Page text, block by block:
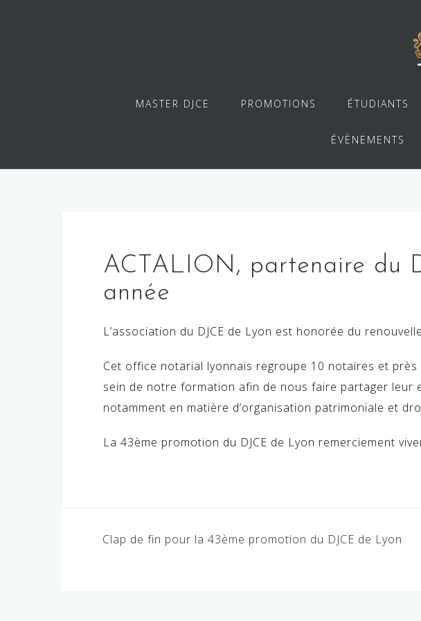
MASTER DJCE PROMOTIONS ÉTUDIANTS
ÉVÈNEMENTS
ACTALION, partenaire du
année
L’association du DJCE de Lyon est honorée du
Cet office notarial lyonnais regroupe 10 notaires et
sein de notre formation afin de nous faire partager leur
notamment en matière d’organisation patrimoniale et
La 43ème promotion du DJCE de Lyon remerciement
Navigation
Clap de fin pour la 43ème promotion du DJCE de Lyon